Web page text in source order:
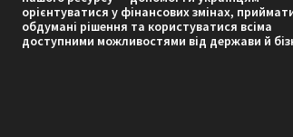
орієнтуватися у фінансових змінах,
обдумані рішення та користуватися всіма
доступними можливостями від держави й